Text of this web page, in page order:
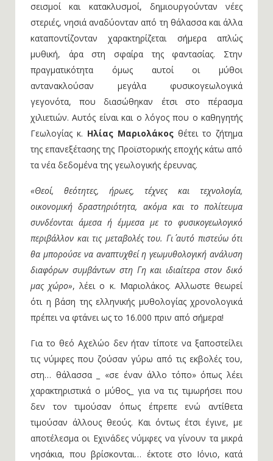
σεισμοί και κατακλυσμοί, δημιουργούνταν νέες
στεριές, νησιά αναδύονταν από τη θάλασσα και άλλα
καταποντίζονταν χαρακτηρίζεται σήμερα απλώς
μυθική, άρα στη σφαίρα της φαντασίας. Στην
πραγματικότητα όμως αυτοί οι μύθοι
αντανακλούσαν μεγάλα φυσικογεωλογικά
γεγονότα, που διασώθηκαν έτσι στο πέρασμα
χιλιετιών. Αυτός είναι και ο λόγος που ο καθηγητής
Γεωλογίας κ. Ηλίας Μαριολάκος θέτει το ζήτημα
της επανεξέτασης της Προϊστορικής εποχής κάτω από
τα νέα δεδομένα της γεωλογικής έρευνας.
«Θεοί, θεότητες, ήρωες,
τέχνες και τεχνολογία,
οικονομική δραστηριότητα, ακόμα και το πολίτευμα
συνδέονται άμεσα ή έμμεσα με το φυσικογεωλογικό
περιβάλλον και τις μεταβολές του. Γι΄ αυτό πιστεύω ότι
θα μπορούσε να αναπτυχθεί η γεωμυθολογική ανάλυση
διαφόρων συμβάντων στη Γη και ιδιαίτερα στον δικό
μας χώρο», λέει ο κ. Μαριολάκος. Αλλωστε θεωρεί
ότι η βάση της ελληνικής μυθολογίας χρονολογικά
πρέπει να φτάνει ως το 16.000 πριν από σήμερα!
Για το θεό Αχελώο δεν ήταν τίποτε να ξαποστείλει
τις νύμφες που ζούσαν γύρω από τις εκβολές του,
στη… θάλασσα _ «σε έναν άλλο τόπο» όπως λέει
χαρακτηριστικά ο μύθος_ για να τις τιμωρήσει που
δεν τον τιμούσαν όπως έπρεπε ενώ αντίθετα
τιμούσαν άλλους θεούς. Και όντως έτσι έγινε, με
αποτέλεσμα οι Εχινάδες νύμφες να γίνουν τα μικρά
νησάκια, που βρίσκονται… έκτοτε στο Ιόνιο, κατά